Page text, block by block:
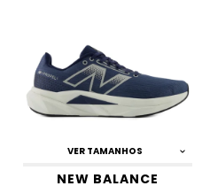
VER TAMANHOS
NEW BALANCE